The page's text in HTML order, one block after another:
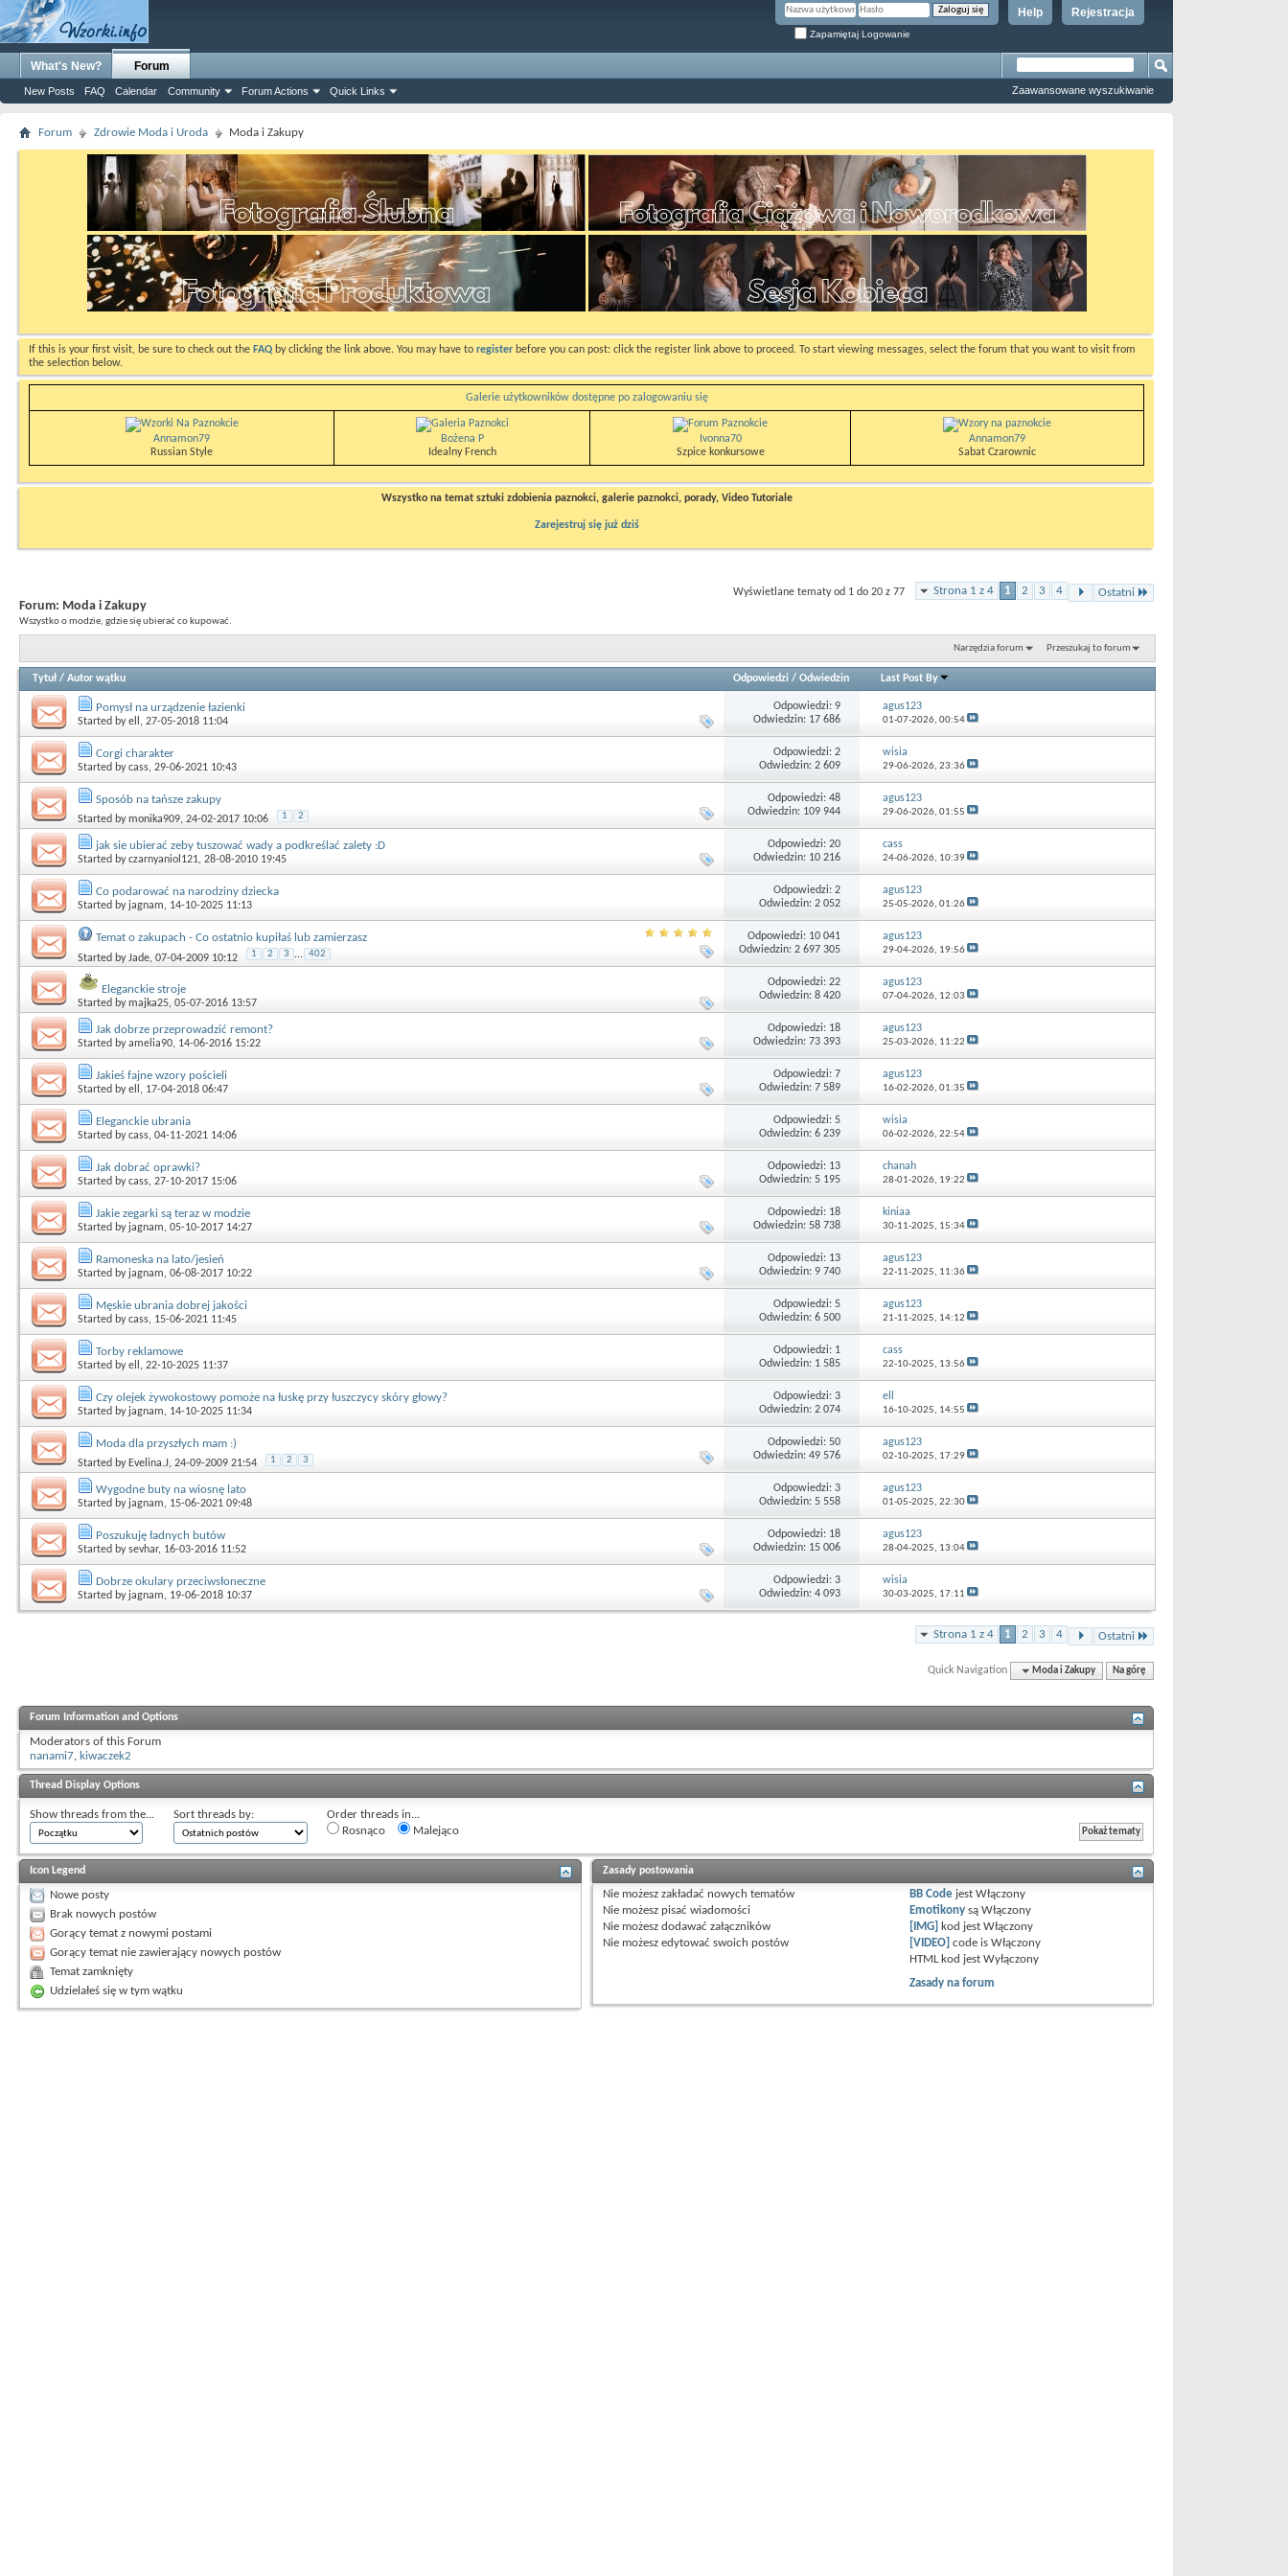
Rejestracja
Help
Zapamiętaj Logowanie
What's New? Forum
New Posts FAQ Calendar Community Forum Actions Quick Links Zaawansowane wyszukiwanie
Forum Zdrowie Moda i Uroda Moda i Zakupy
If this is your first visit, be sure to check out the FAQ by clicking the link above. You may have to register before you can post: click the register link above to proceed. To start viewing messages, select the forum that you want to visit from
the selection below.
Galerie użytkowników dostępne po zalogowaniu się
Annamon79
Russian Style
Bożena P
Idealny French
Ivonna70
Szpice konkursowe
Annamon79
Sabat Czarownic
Wszystko na temat sztuki zdobienia paznokci, galerie paznokci, porady, Video Tutoriale
Zarejestruj się już dziś
Strona 1 z 4 1 2 3 4 Ostatni
Wyświetlane tematy od 1 do 20 z 77
Forum: Moda i Zakupy
Wszystko o modzie, gdzie się ubierać co kupować.
Narzędzia forum Przeszukaj to forum
Tytuł / Autor wątku Odpowiedzi/ Odwiedzin Last Post By
Pomysł na urządzenie łazienki
Started byell , 27-05-2018 11:04
Odpowiedzi: 9
Odwiedzin: 17 686
agus123
01-07-2026, 00:54
Corgi charakter
Started bycass, 29-06-2021 10:43
Odpowiedzi: 2
Odwiedzin: 2 609
wisia
29-06-2026, 23:36
Sposób na tańsze zakupy
Started bymonika909, 24-02-2017 10:06 1 2
Odpowiedzi: 48
Odwiedzin: 109 944
agus123
29-06-2026, 01:55
jak sie ubierać zeby tuszować wady a podkreślać zalety :D
Started byczarnyaniol121, 28-08-2010 19:45
Odpowiedzi: 20
Odwiedzin: 10 216
cass
24-06-2026, 10:39
Co podarować na narodziny dziecka
Started by jagnam, 14-10-2025 11:13
Odpowiedzi: 2
Odwiedzin: 2 052
agus123
25-05-2026, 01:26
Temat o zakupach - Co ostatnio kupiłaś lub zamierzasz
Started byJade, 07-04-2009 10:12 1 2 3 ... 402
Odpowiedzi: 10 041
Odwiedzin: 2 697 305
agus123
29-04-2026, 19:56
Eleganckie stroje
Started bymajka25, 05-07-2016 13:57
Odpowiedzi: 22
Odwiedzin: 8 420
agus123
07-04-2026, 12:03
Jak dobrze przeprowadzić remont?
Started byamelia90, 14-06-2016 15:22
Odpowiedzi: 18
Odwiedzin: 73 393
agus123
25-03-2026, 11:22
Jakieś fajne wzory pościeli
Started byell , 17-04-2018 06:47
Odpowiedzi: 7
Odwiedzin: 7 589
agus123
16-02-2026, 01:35
Eleganckie ubrania
Started bycass, 04-11-2021 14:06
Odpowiedzi: 5
Odwiedzin: 6 239
wisia
06-02-2026, 22:54
Jak dobrać oprawki?
Started bycass, 27-10-2017 15:06
Odpowiedzi: 13
Odwiedzin: 5 195
chanah
28-01-2026, 19:22
Jakie zegarki są teraz w modzie
Started by jagnam, 05-10-2017 14:27
Odpowiedzi: 18
Odwiedzin: 58 738
kiniaa
30-11-2025, 15:34
Ramoneska na lato/jesień
Started by jagnam, 06-08-2017 10:22
Odpowiedzi: 13
Odwiedzin: 9 740
agus123
22-11-2025, 11:36
Męskie ubrania dobrej jakości
Started bycass, 15-06-2021 11:45
Odpowiedzi: 5
Odwiedzin: 6 500
agus123
21-11-2025, 14:12
Torby reklamowe
Started byell , 22-10-2025 11:37
Odpowiedzi: 1
Odwiedzin: 1 585
cass
22-10-2025, 13:56
Czy olejek żywokostowy pomoże na łuskę przy łuszczycy skóry głowy?
Started by jagnam, 14-10-2025 11:34
Odpowiedzi: 3
Odwiedzin: 2 074
ell
16-10-2025, 14:55
Moda dla przyszłych mam :)
Started by Evelina.J, 24-09-2009 21:54 1 2 3
Odpowiedzi: 50
Odwiedzin: 49 576
agus123
02-10-2025, 17:29
Wygodne buty na wiosnę lato
Started by jagnam, 15-06-2021 09:48
Odpowiedzi: 3
Odwiedzin: 5 558
agus123
01-05-2025, 22:30
Poszukuję ładnych butów
Started bysevhar, 16-03-2016 11:52
Odpowiedzi: 18
Odwiedzin: 15 006
agus123
28-04-2025, 13:04
Dobrze okulary przeciwsłoneczne
Started by jagnam, 19-06-2018 10:37
Odpowiedzi: 3
Odwiedzin: 4 093
wisia
30-03-2025, 17:11
Strona 1 z 4 1 2 3 4 Ostatni
Quick Navigation Moda i Zakupy Na górę
Forum Information and Options
Moderators of this Forum
nanami7, kiwaczek2
Thread Display Options
Show threads from the... Sort threads by:
Order threads in...
Rosnąco
Malejąco
Icon Legend
Nowe posty
Brak nowych postów
Gorący temat z nowymi postami
Gorący temat nie zawierający nowych postów
Temat zamknięty
Udzielałeś się w tym wątku
Zasady postowania
Nie możeszzakładać nowych tematów
Nie możeszpisać wiadomości
Nie możeszdodawać załączników
Nie możeszedytować swoich postów
BB Code jestWłączony
Emotikony sąWłączony
[IMG] kod jestWłączony
[VIDEO] code isWłączony
HTML kod jestWyłączony
Zasady na forum